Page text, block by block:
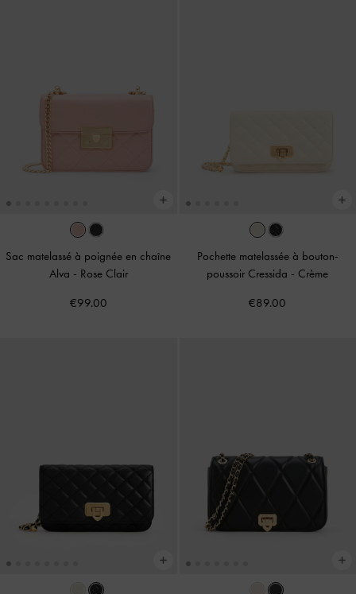
Sac matelassé à poignée en chaîne
Alva - Rose Clair
€99.00
Pochette matelassée à bouton-
poussoir Cressida - Crème
€89.00